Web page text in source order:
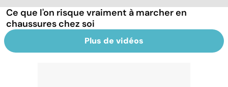
Ce que l'on risque vraiment à marcher en
chaussures chez soi
Plus de vidéos